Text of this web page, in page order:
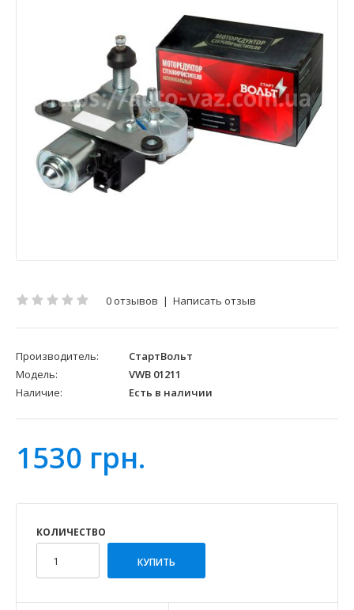
0 отзывов | Написать отзыв
Производитель:
СтартВольт
Модель:
VWB 01211
Наличие:
Есть в наличии
1530 грн.
КОЛИЧЕСТВО